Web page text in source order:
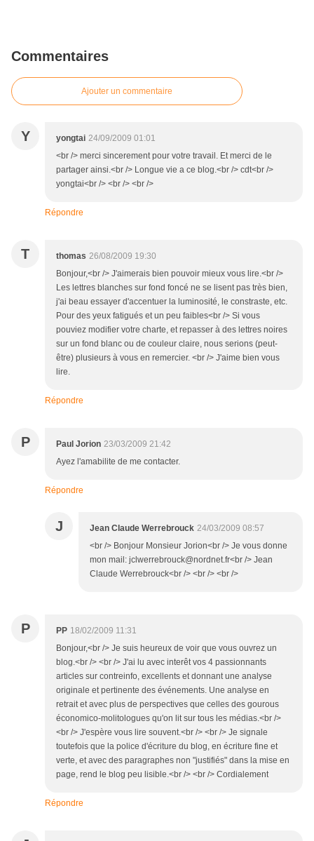
Commentaires
Ajouter un commentaire
Y yongtai 24/09/2009 01:01
<br /> merci sincerement pour votre travail. Et merci de le
partager ainsi.<br /> Longue vie a ce blog.<br /> cdt<br />
yongtai<br /> <br /> <br />
Répondre
T thomas 26/08/2009 19:30
Bonjour,<br /> J'aimerais bien pouvoir mieux vous lire.<br />
Les lettres blanches sur fond foncé ne se lisent pas très bien,
j'ai beau essayer d'accentuer la luminosité, le constraste, etc.
Pour des yeux fatigués et un peu faibles<br /> Si vous
pouviez modifier votre charte, et repasser à des lettres noires
sur un fond blanc ou de couleur claire, nous serions (peut-
être) plusieurs à vous en remercier. <br /> J'aime bien vous
lire.
Répondre
P Paul Jorion 23/03/2009 21:42
Ayez l'amabilite de me contacter.
Répondre
J Jean Claude Werrebrouck 24/03/2009 08:57
<br /> Bonjour Monsieur Jorion<br /> Je vous donne
mon mail: jclwerrebrouck@nordnet.fr<br /> Jean
Claude Werrebrouck<br /> <br /> <br />
P PP 18/02/2009 11:31
Bonjour,<br /> Je suis heureux de voir que vous ouvrez un
blog.<br /> <br /> J'ai lu avec interêt vos 4 passionnants
articles sur contreinfo, excellents et donnant une analyse
originale et pertinente des événements. Une analyse en
retrait et avec plus de perspectives que celles des gourous
économico-molitologues qu'on lit sur tous les médias.<br />
<br /> J'espère vous lire souvent.<br /> <br /> Je signale
toutefois que la police d'écriture du blog, en écriture fine et
verte, et avec des paragraphes non "justifiés" dans la mise en
page, rend le blog peu lisible.<br /> <br /> Cordialement
Répondre